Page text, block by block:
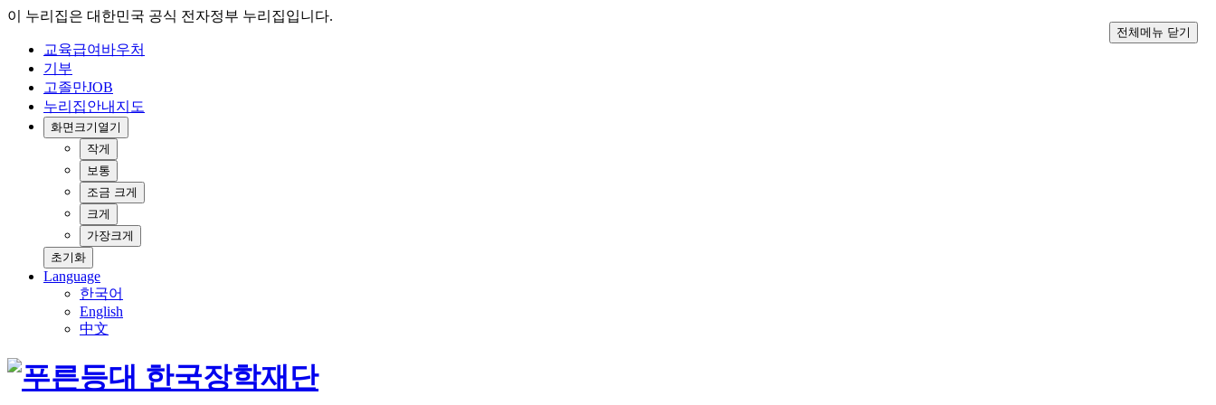
이 누리집은 대한민국 공식 전자정부 누리집입니다.
교육급여바우처
기부
고졸만JOB
누리집안내지도
화면크기 열기
작게
보통
조금 크게
크게
가장크게
초기화
Language
한국어
English
中文
전체메뉴 닫기